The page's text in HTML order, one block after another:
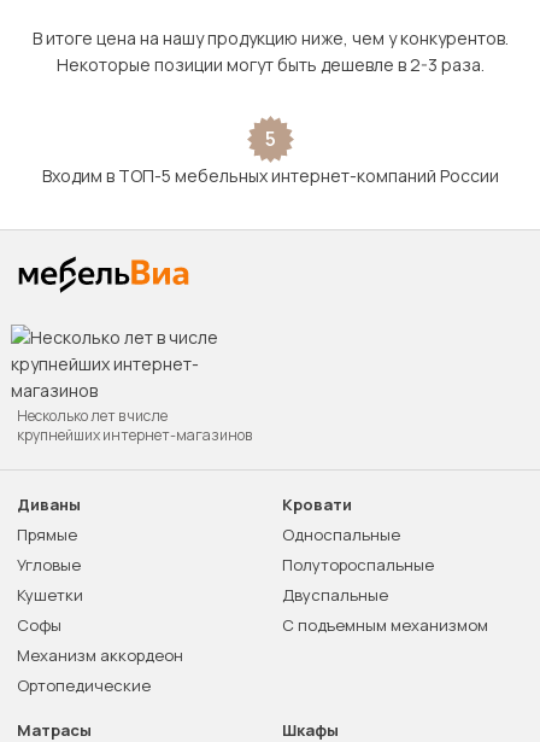
В итоге цена на нашу продукцию ниже, чем у конкурентов.
Некоторые позиции могут быть дешевле в 2-3 раза.
5
Входим в ТОП-5 мебельных интернет-компаний России
Несколько лет в числе
крупнейших интернет-магазинов
Диваны
Прямые
Угловые
Кушетки
Софы
Механизм аккордеон
Ортопедические
Кровати
Односпальные
Полутороспальные
Двуспальные
С подъемным механизмом
Матрасы
Шкафы